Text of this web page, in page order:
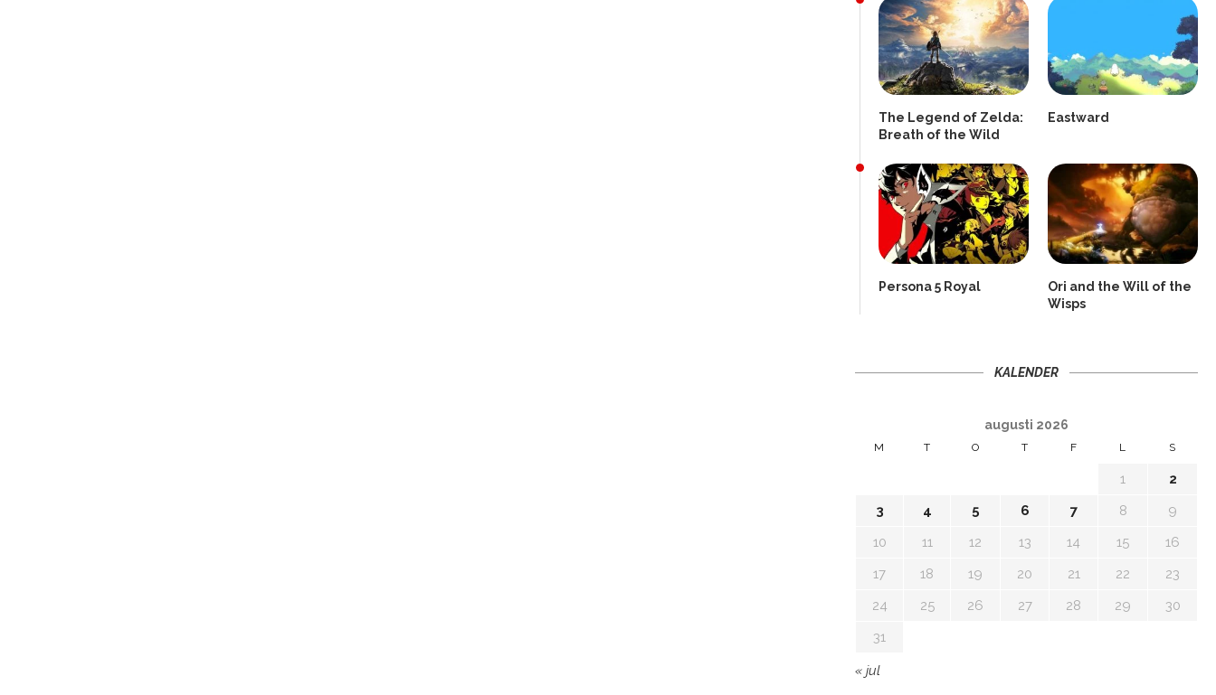
The Legend of Zelda:
Breath of the Wild
Eastward
Persona 5 Royal
Ori and the Will of the
Wisps
KALENDER
augusti 2026
M T O T F L S
1
2
3
4 5 6 7 8
9
10
11 12 13 14 15
16
17
18 19 20 21 22
23
24
25 26 27 28 29
30
31
« jul